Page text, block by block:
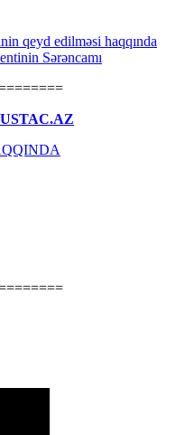
qeyd edilməsi haqqında
Sərəncamı